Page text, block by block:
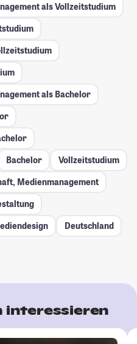
als Vollzeitstudium
als Bachelor
Bachelor
Vollzeitstudium
Medienmanagement
Deutschland
interessieren